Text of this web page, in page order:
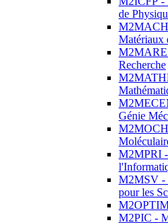
de
Matériaux
Recherche
Génie
M2MPRI
M2MSV -
pour les
M2PIC -